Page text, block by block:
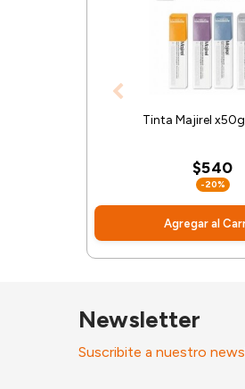
Tinta Majirel
$540
-20%
Agregar al
Newsletter
Suscribite a nuestro